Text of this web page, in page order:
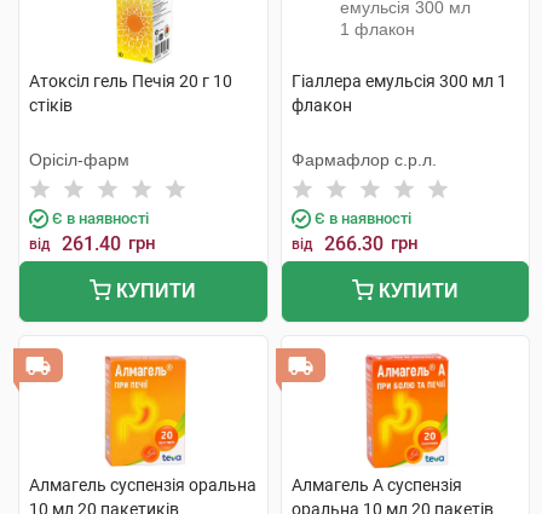
Атоксіл гель Печія 20 г 10
стіків
Орісіл-фарм
Є в наявності
від 261.40 грн
КУПИТИ
Гіаллера емульсія 300 мл 1
флакон
Фармафлор с.р.л.
Є в наявності
від 266.30 грн
КУПИТИ
Алмагель суспензія оральна
10 мл 20 пакетиків
Алмагель А суспензія
оральна 10 мл 20 пакетів